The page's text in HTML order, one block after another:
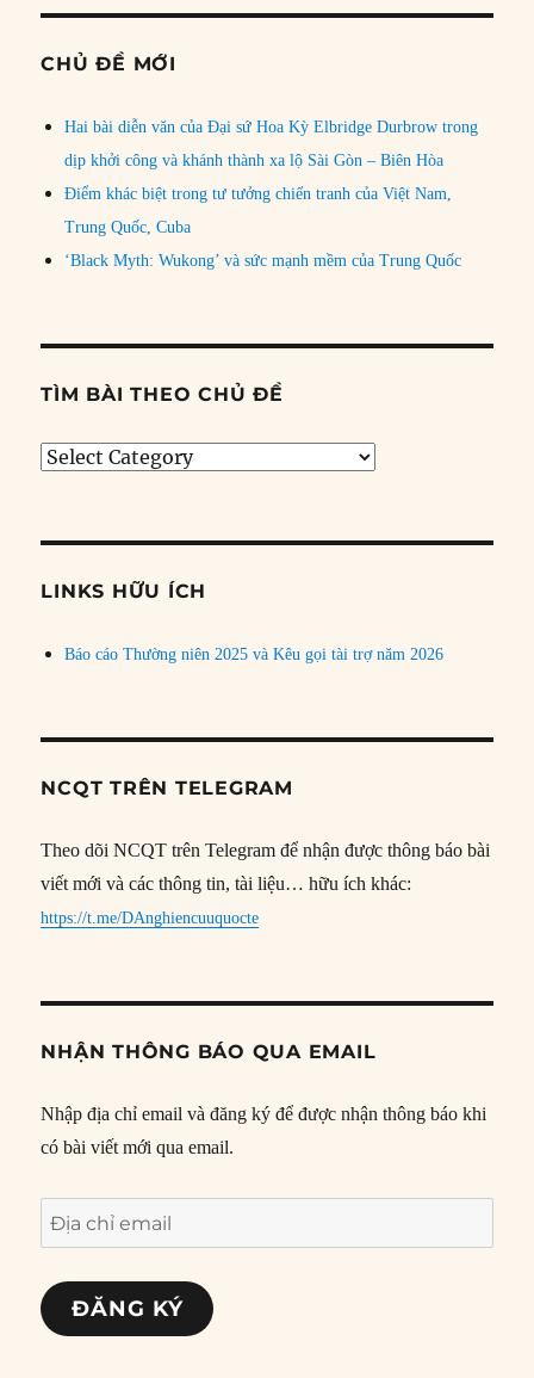
CHỦ ĐỀ MỚI
Hai bài diễn văn của Đại sứ Hoa Kỳ Elbridge Durbrow trong
dịp khởi công và khánh thành xa lộ Sài Gòn – Biên Hòa
Điểm khác biệt trong tư tưởng chiến tranh của Việt Nam,
Trung Quốc, Cuba
‘Black Myth: Wukong’ và sức mạnh mềm của Trung Quốc
TÌM BÀI THEO CHỦ ĐỀ
Tìm
đề
LINKS HỮU ÍCH
Báo cáo Thường niên 2025 và Kêu gọi tài trợ năm 2026
NCQT TRÊN TELEGRAM
Theo dõi NCQT trên Telegram để nhận được thông báo bài
viết mới và các thông tin, tài liệu… hữu ích khác:
https://t.me/DAnghiencuuquocte
NHẬN THÔNG BÁO QUA EMAIL
Nhập địa chỉ email và đăng ký để được nhận thông báo khi
có bài viết mới qua email.
Địa
chỉ
email
ĐĂNG KÝ